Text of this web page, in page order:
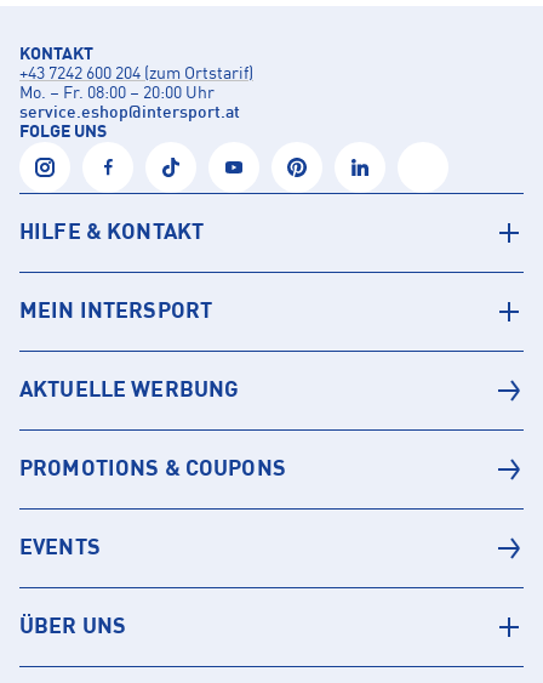
KONTAKT
+43 7242 600 204 (zum Ortstarif)
Mo. – Fr. 08:00 – 20:00 Uhr
service.eshop@intersport.at
FOLGE UNS
HILFE & KONTAKT
MEIN INTERSPORT
AKTUELLE WERBUNG
PROMOTIONS & COUPONS
EVENTS
ÜBER UNS